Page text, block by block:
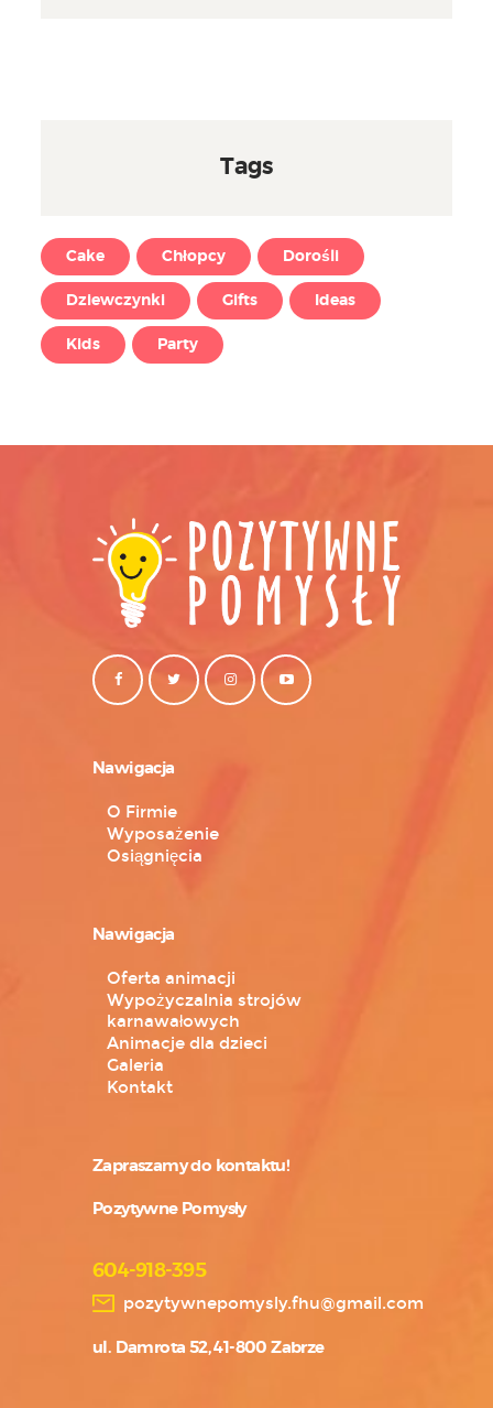
Tags
Cake Chłopcy Dorośli
Dziewczynki Gifts Ideas
Kids Party
Nawigacja
O Firmie
Wyposażenie
Osiągnięcia
Nawigacja
Oferta animacji
Wypożyczalnia strojów
karnawałowych
Animacje dla dzieci
Galeria
Kontakt
Zapraszamy do kontaktu!
Pozytywne Pomysły
604-918-395
pozytywnepomysly.fhu@gmail.com
ul. Damrota 52, 41-800 Zabrze